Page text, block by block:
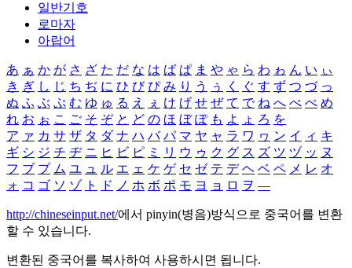
일반기호
로마자
아랍어
あ ぁ か が さ ざ た だ な は ば ぱ ま や ゃ ら わ ゎ ん い ぃ
き ぎ し じ ち ぢ に ひ び ぴ み り う ぅ く ぐ す ず つ づ っ
ぬ ふ ぶ ぷ む ゆ ゅ る え ぇ け げ せ ぜ て で ね へ べ ぺ め
れ お ぉ こ ご そ ぞ と ど の ほ ぼ ぽ も よ ょ ろ を
ア ァ カ サ ザ タ ダ ナ ハ バ パ マ ヤ ャ ラ ワ ヮ ン イ ィ キ
ギ シ ジ チ ヂ ニ ヒ ビ ピ ミ リ ウ ゥ ク グ ス ズ ツ ヅ ッ ヌ
フ ブ プ ム ユ ュ ル エ ェ ケ ゲ セ ゼ テ デ ヘ ベ ペ メ レ オ
ォ コ ゴ ソ ゾ ト ド ノ ホ ボ ポ モ ヨ ョ ロ ヲ ―
http://chineseinput.net/에서 pinyin(병음)방식으로 중국어를 변환
할 수 있습니다.
변환된 중국어를 복사하여 사용하시면 됩니다.